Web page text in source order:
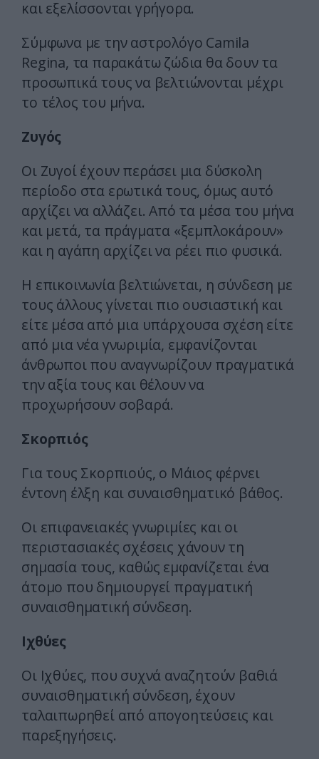
και εξελίσσονται γρήγορα.
Σύμφωνα με την αστρολόγο Camila
Regina, τα παρακάτω ζώδια θα δουν τα
προσωπικά τους να βελτιώνονται μέχρι
το τέλος του μήνα.
Ζυγός
Οι Ζυγοί έχουν περάσει μια δύσκολη
περίοδο στα ερωτικά τους, όμως αυτό
αρχίζει να αλλάζει. Από τα μέσα του μήνα
και μετά, τα πράγματα «ξεμπλοκάρουν»
και η αγάπη αρχίζει να ρέει πιο φυσικά.
Η επικοινωνία βελτιώνεται, η σύνδεση με
τους άλλους γίνεται πιο ουσιαστική και
είτε μέσα από μια υπάρχουσα σχέση είτε
από μια νέα γνωριμία, εμφανίζονται
άνθρωποι που αναγνωρίζουν πραγματικά
την αξία τους και θέλουν να
προχωρήσουν σοβαρά.
Σκορπιός
Για τους Σκορπιούς, ο Μάιος φέρνει
έντονη έλξη και συναισθηματικό βάθος.
Οι επιφανειακές γνωριμίες και οι
περιστασιακές σχέσεις χάνουν τη
σημασία τους, καθώς εμφανίζεται ένα
άτομο που δημιουργεί πραγματική
συναισθηματική σύνδεση.
Ιχθύες
Οι Ιχθύες, που συχνά αναζητούν βαθιά
συναισθηματική σύνδεση, έχουν
ταλαιπωρηθεί από απογοητεύσεις και
παρεξηγήσεις.